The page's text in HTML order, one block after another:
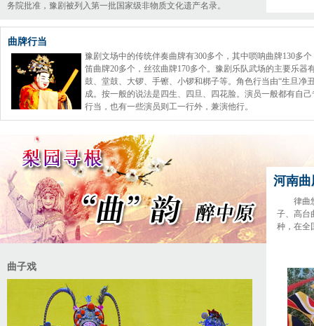
务院批准，豫剧被列入第一批国家级非物质文化遗产名录。
曲牌行当
豫剧文场中的传统伴奏曲牌有300多个，其中唢呐曲牌130多个
笛曲牌20多个，丝弦曲牌170多个。豫剧乐队武场的主要乐器
鼓、堂鼓、大锣、手镲、小锣和梆子等。角色行当由“生旦净
成。按一般的说法是四生、四旦、四花脸。演员一般都有自己
行当，也有一些演员则工一行外，兼演他行。
曲子戏
河南
律曲
子、高台
种，在全